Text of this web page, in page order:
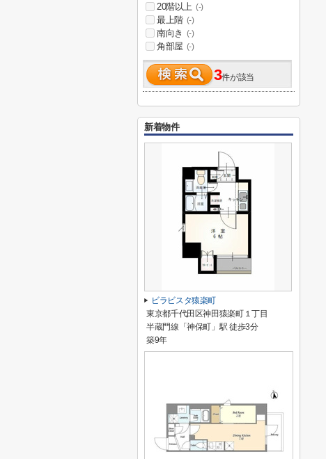
20階以上 (-)
最上階 (-)
南向き (-)
角部屋 (-)
3件が該当
新着物件
ビラビスタ猿楽町
東京都千代田区神田猿楽町１丁目
半蔵門線「神保町」駅 徒歩3分
築9年